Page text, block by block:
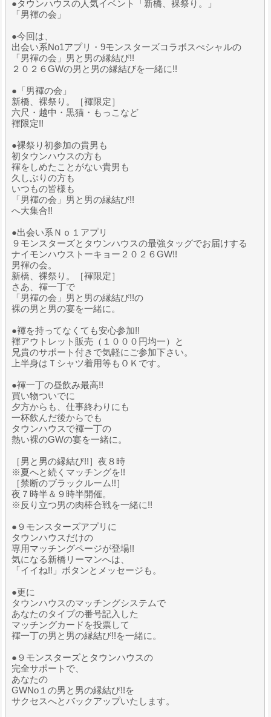
●タウンハウスの人気イベント「新橋、裸祭り。」
「男褌の会」
●今回は、
出会い系No1アプリ・9モンスターズコラボスぺシャルの
「男褌の会」男と男の縁結び!!
２０２６GWの男と男の縁結びを一緒に!!
●「男褌の会」
新橋、裸祭り。［褌限定］
六尺・越中・黒猫・もっこなど
褌限定!!
●裸祭り初参加の貴男も
初タウンハウスの方も
褌をしめたことがない貴男も
久しぶりの方も
いつもの皆様も
「男褌の会」男と男の縁結び!!
へ大集合!!
●出会い系Ｎｏ１アプリ
９モンスターズとタウンハウスの最強タッグでお届けする
ナイモンハウストーキョー２０２６GW!!
男褌の会。
新橋、裸祭り。［褌限定］
さあ、褌一丁で
「男褌の会」男と男の縁結び!!の
裸の男と男の宴を一緒に。
●褌を持ってなくても安心参加!!
褌アウトレット販売（１０００円均一）と
兄貴のサポート付きで気軽にご参加下さい。
上半身はＴシャツ着用等もＯＫです。
●褌一丁の昼飲み最高!!
買い物ついでに
夕方からも、仕事終わりにも
一杯飲んだ後からでも
タウンハウスで褌一丁の
熱い裸のGWの宴を一緒に。
［男と男の縁結び!!］夜８時
※夏へと続くマッチングを!!
［禁断のブラックルーム!!］
夜７時半＆９時半開催。
※反り立つ男の肉棒合戦を一緒に!!
●９モンスターズアプリに
タウンハウスだけの
専用マッチングページが登場!!
気になる新橋リーマンへは、
「イイね!!」ボタンとメッセージも。
●更に
タウンハウスのマッチングシステムで
あなたのタイプの番号記入した
マッチングカードを投票して
褌一丁の男と男の縁結び!!を一緒に。
●９モンスターズとタウンハウスの
完全サポートで、
あなたの
GWNo１の男と男の縁結び!!を
サクセスへとバックアップいたします。